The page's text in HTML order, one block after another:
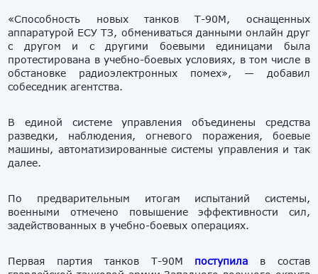
«Способность новых танков Т-90М, оснащенных
аппаратурой ЕСУ ТЗ, обмениваться данными онлайн друг
с другом и с другими боевыми единицами была
протестирована в учебно-боевых условиях, в том числе в
обстановке радиоэлектронных помех», — добавил
собеседник агентства.
В единой системе управления объединены средства
разведки, наблюдения, огневого поражения, боевые
машины, автоматизированные системы управления и так
далее.
По предварительным итогам испытаний системы,
военными отмечено повышение эффективности сил,
задействованных в учебно-боевых операциях.
Первая партия танков Т-90М поступила в состав